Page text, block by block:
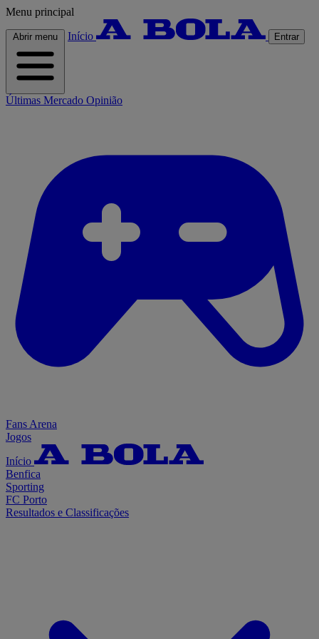
Menu principal
Abrir menu Início Entrar
Últimas Mercado Opinião
Fans Arena
Jogos
Início
Benfica
Sporting
FC Porto
Resultados e Classificações